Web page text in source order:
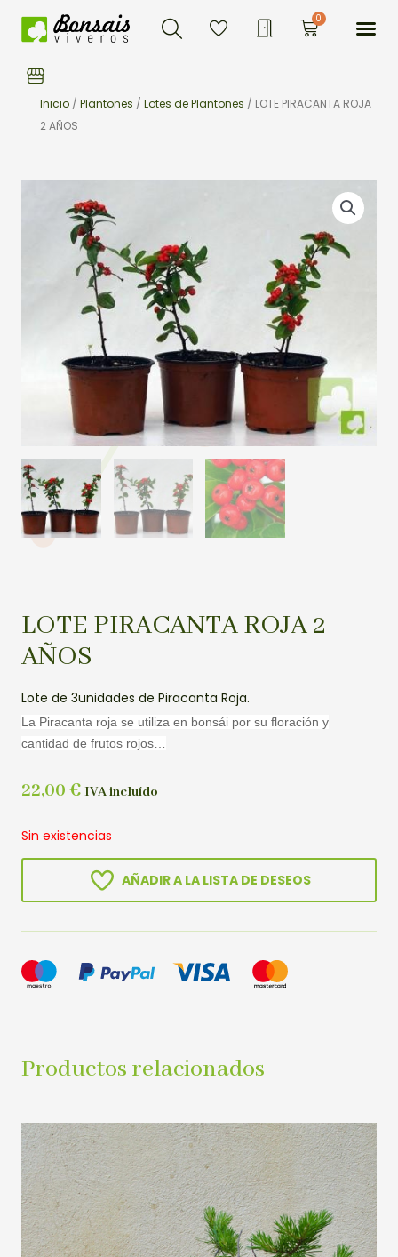
Buscar 0Carrito
Inicio / Plantones / Lotes de Plantones / LOTE PIRACANTA ROJA
2 AÑOS
LOTE PIRACANTA ROJA 2
AÑOS
Lote de 3unidades de Piracanta Roja.
La Piracanta roja se utiliza en bonsái por su floración y
cantidad de frutos rojos…
22,00 € IVA incluído
Sin existencias
AÑADIR A LA LISTA DE DESEOS
Productos relacionados